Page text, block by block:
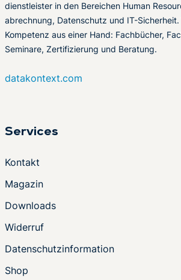
dienstleister in den Bereichen Human
abrechnung, Datenschutz und IT-
Kompetenz aus einer Hand: Fachbücher,
Seminare, Zertifizierung und Beratung.
datakontext.com
Services
Kontakt
Magazin
Downloads
Widerruf
Datenschutzinformation
Shop